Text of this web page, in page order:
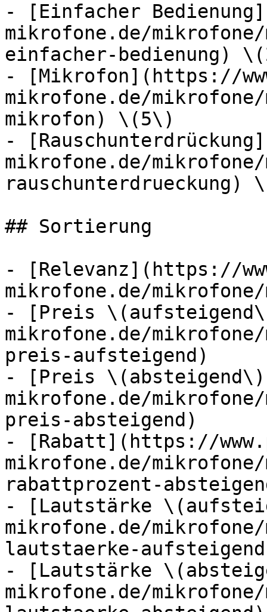
- [Einfacher
mikrofone.de/
einfacher-bedienung)
- [Mikrofon](https://
mikrofone.de/
mikrofon) \(5\)
-
mikrofone.de/
rauschunterdrueckung)
## Sortierung
- [Relevanz](https://
mikrofone.de/
- [Preis
mikrofone.de/
preis-aufsteigend)
- [Preis
mikrofone.de/
preis-absteigend)
- [Rabatt](https://
mikrofone.de/
rabattprozent-
- [Lautstärke
mikrofone.de/
lautstaerke-
- [Lautstärke
mikrofone.de/